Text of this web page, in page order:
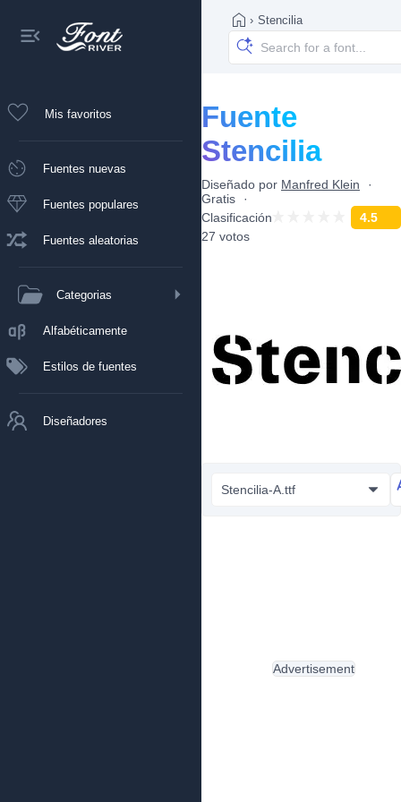
Mis favoritos
Fuentes nuevas
Fuentes populares
Fuentes aleatorias
Categorias
Alfabéticamente
Estilos de fuentes
Diseñadores
› Stencilia
Fuente
Stencilia
Diseñado por Manfred Klein
Gratis
Clasificación
4.5
27 votos
Stencilia-A.ttf
Advertisement